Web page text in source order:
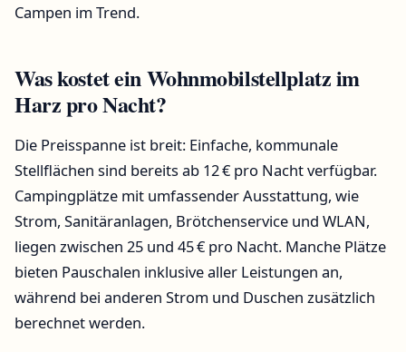
Campen im Trend.
Was kostet ein Wohnmobilstellplatz im
Harz pro Nacht?
Die Preisspanne ist breit: Einfache, kommunale
Stellflächen sind bereits ab 12 € pro Nacht verfügbar.
Campingplätze mit umfassender Ausstattung, wie
Strom, Sanitäranlagen, Brötchenservice und WLAN,
liegen zwischen 25 und 45 € pro Nacht. Manche Plätze
bieten Pauschalen inklusive aller Leistungen an,
während bei anderen Strom und Duschen zusätzlich
berechnet werden.